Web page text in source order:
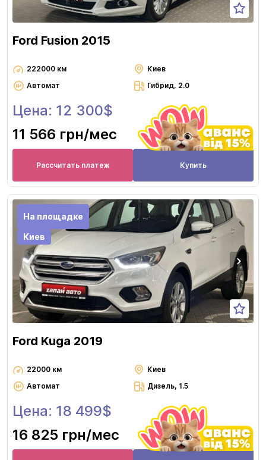
Ford Fusion 2015
222000 км
Киев
Автомат
Гибрид, 2.0
Цена: 12 300$
11 566 грн/мес
Рассчитать платеж Купить
На площадке
Киев
Ford Kuga 2019
22000 км
Киев
Автомат
Дизель, 1.5
Цена: 18 499$
16 825 грн/мес